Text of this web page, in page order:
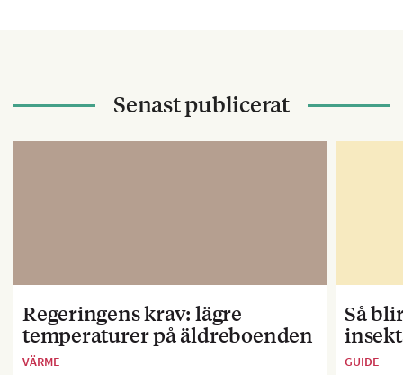
Senast publicerat
Regeringens krav: lägre
temperaturer på äldreboenden
VÄRME
Så
GUIDE